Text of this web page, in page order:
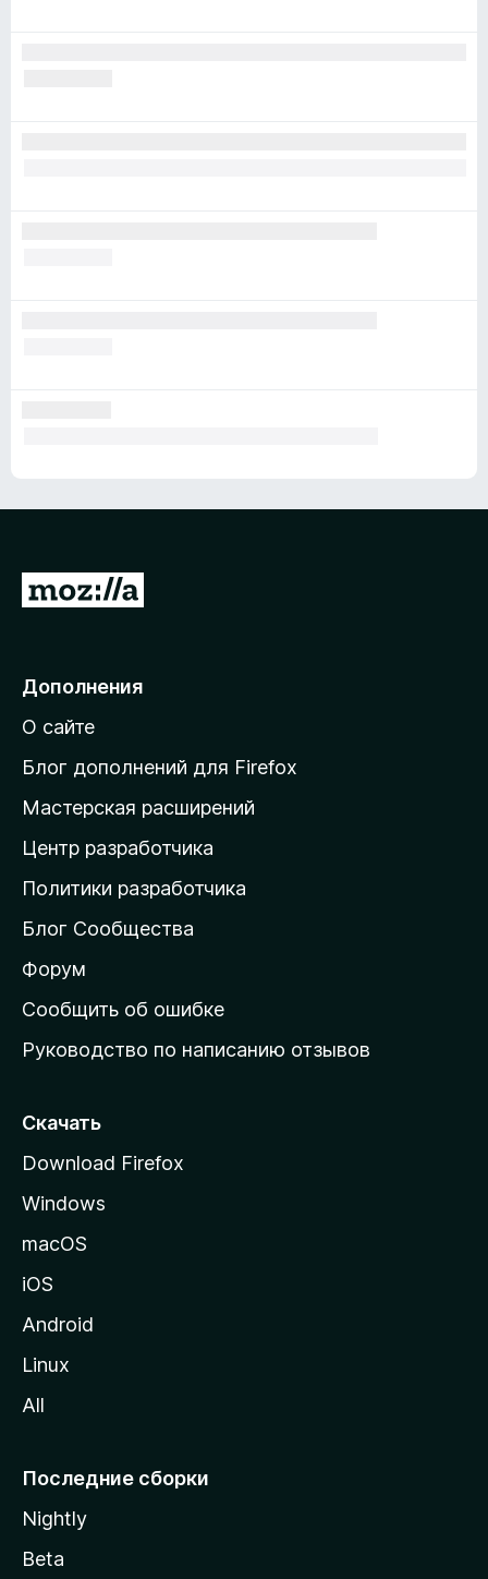
П
е
й
т
и
а
д
о
а
ш
н
ю
т
а
н
у
M
i
l
Дополнения
О сайте
Блог дополнений для Firefox
Мастерская расширений
Центр разработчика
Политики разработчика
Блог Сообщества
Форум
Сообщить об ошибке
Руководство по написанию отзывов
Скачать
Download Firefox
Windows
macOS
iOS
Android
Linux
All
Последние сборки
Nightly
Beta